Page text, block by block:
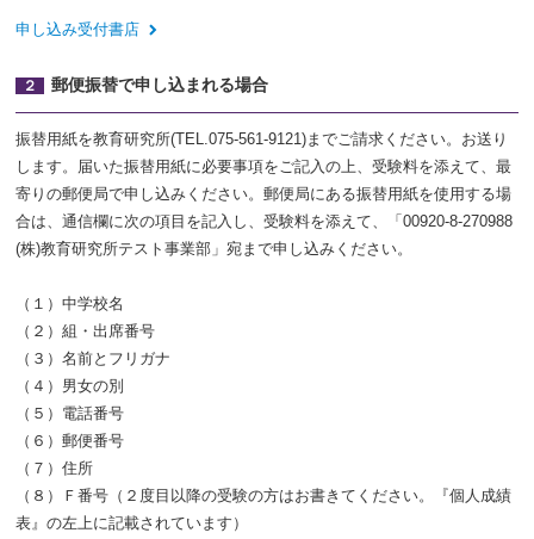
申し込み受付書店
２ 郵便振替で申し込まれる場合
振替用紙を教育研究所(TEL.075-561-9121)までご請求ください。お送り
します。届いた振替用紙に必要事項をご記入の上、受験料を添えて、最
寄りの郵便局で申し込みください。郵便局にある振替用紙を使用する場
合は、通信欄に次の項目を記入し、受験料を添えて、「00920-8-270988
(株)教育研究所テスト事業部」宛まで申し込みください。
（１）中学校名
（２）組・出席番号
（３）名前とフリガナ
（４）男女の別
（５）電話番号
（６）郵便番号
（７）住所
（８）Ｆ番号（２度目以降の受験の方はお書きてください。『個人成績
表』の左上に記載されています）